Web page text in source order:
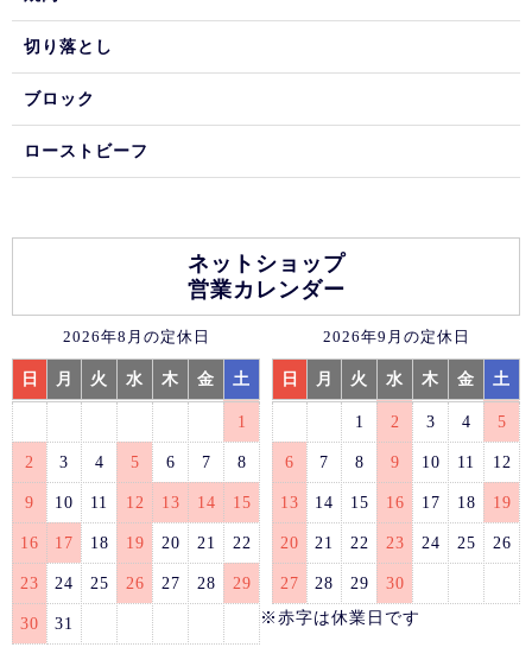
切り落とし
ブロック
ローストビーフ
ネットショップ
営業カレンダー
2026年8月の定休日
日 月 火 水 木 金 土
1
2 3 4 5 6 7 8
9 10 11 12 13 14 15
16 17 18 19 20 21 22
23 24 25 26 27 28 29
30 31
2026年9月の定休日
日 月 火 水 木 金 土
1 2 3 4 5
6 7 8 9 10 11 12
13 14 15 16 17 18 19
20 21 22 23 24 25 26
27 28 29
30
※赤字は休業日です